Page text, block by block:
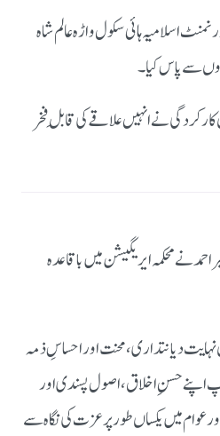
نے 1956 میں گورنمنٹ اسلامیہ ہائی سکول واڑہ عالم شاہ
سے پاس کیا۔
نے انہیں علاقے کی قابلِ فخر
نے محکمہ ایریگیشن میں باقاعدہ
دیانتداری، محنت اور احساسِ ذمہ
حسنِ اخلاق، اصول پسندی اور
عوام میں یکساں طور پر عزت کی نگاہ سے